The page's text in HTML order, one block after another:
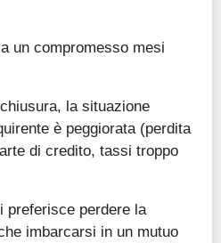
un compromesso mesi
la situazione
è peggiorata (perdita
di credito, tassi troppo
preferisce perdere la
imbarcarsi in un mutuo